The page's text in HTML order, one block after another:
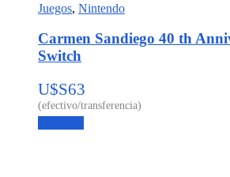
Juegos, Nintendo
Carmen Sandiego 40 th
Switch
U$S63